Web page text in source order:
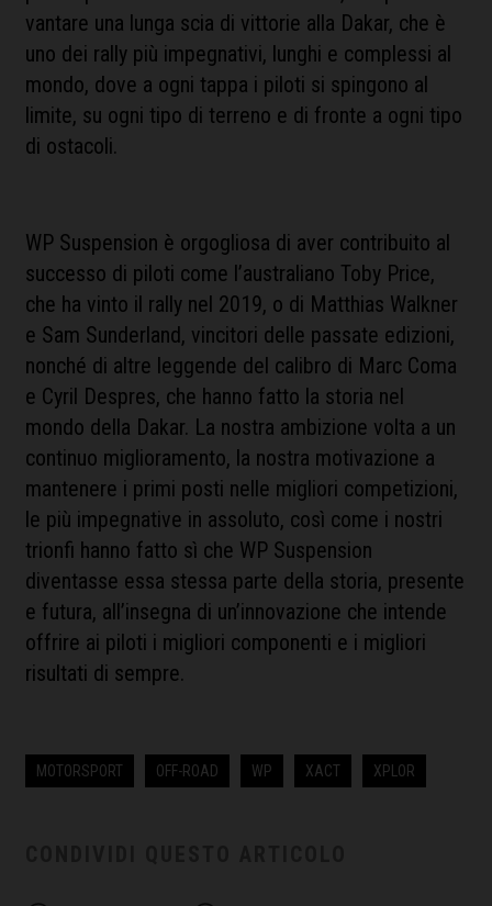
vantare una lunga scia di vittorie alla Dakar, che è
uno dei rally più impegnativi, lunghi e complessi al
mondo, dove a ogni tappa i piloti si spingono al
limite, su ogni tipo di terreno e di fronte a ogni tipo
di ostacoli.
WP Suspension è orgogliosa di aver contribuito al
successo di piloti come l’australiano Toby Price,
che ha vinto il rally nel 2019, o di Matthias Walkner
e Sam Sunderland, vincitori delle passate edizioni,
nonché di altre leggende del calibro di Marc Coma
e Cyril Despres, che hanno fatto la storia nel
mondo della Dakar. La nostra ambizione volta a un
continuo miglioramento, la nostra motivazione a
mantenere i primi posti nelle migliori competizioni,
le più impegnative in assoluto, così come i nostri
trionfi hanno fatto sì che WP Suspension
diventasse essa stessa parte della storia, presente
e futura, all’insegna di un’innovazione che intende
offrire ai piloti i migliori componenti e i migliori
risultati di sempre.
MOTORSPORT OFF-ROAD WP XACT XPLOR